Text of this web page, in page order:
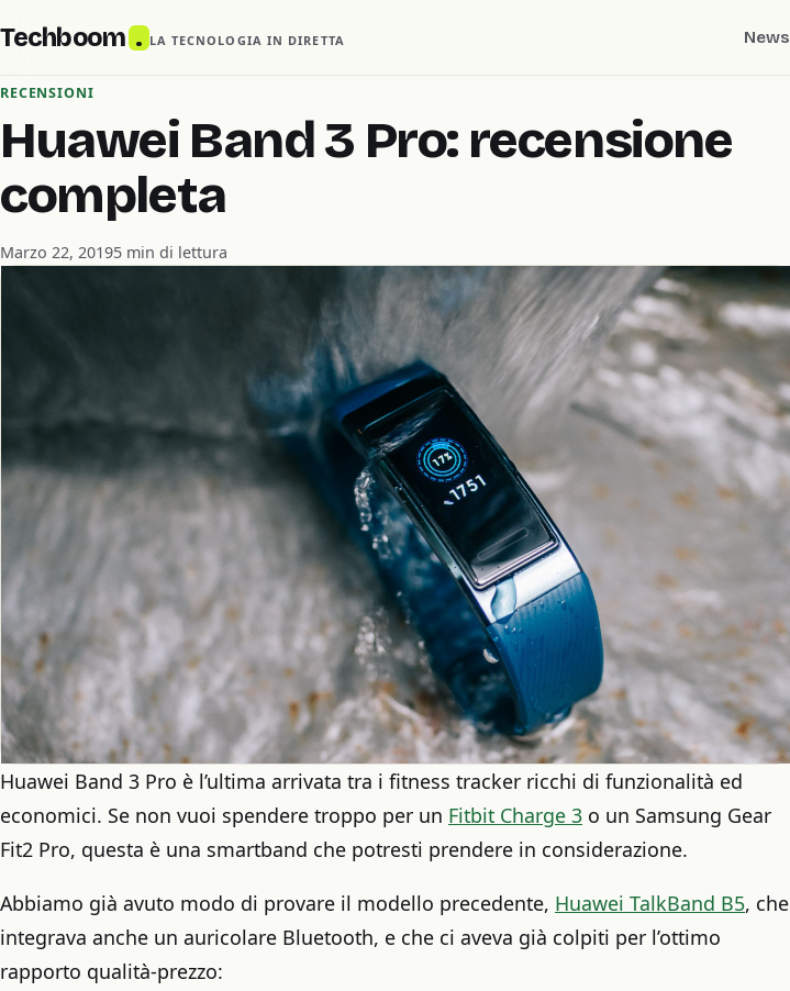
Techboom . LA TECNOLOGIA IN DIRETTA News
RECENSIONI
Huawei Band 3 Pro: recensione
completa
Marzo 22, 20195 min di lettura
Huawei Band 3 Pro è l’ultima arrivata tra i fitness tracker ricchi di funzionalità ed
economici. Se non vuoi spendere troppo per un Fitbit Charge 3 o un Samsung Gear
Fit2 Pro, questa è una smartband che potresti prendere in considerazione.
Abbiamo già avuto modo di provare il modello precedente, Huawei TalkBand B5, che
integrava anche un auricolare Bluetooth, e che ci aveva già colpiti per l’ottimo
rapporto qualità-prezzo: